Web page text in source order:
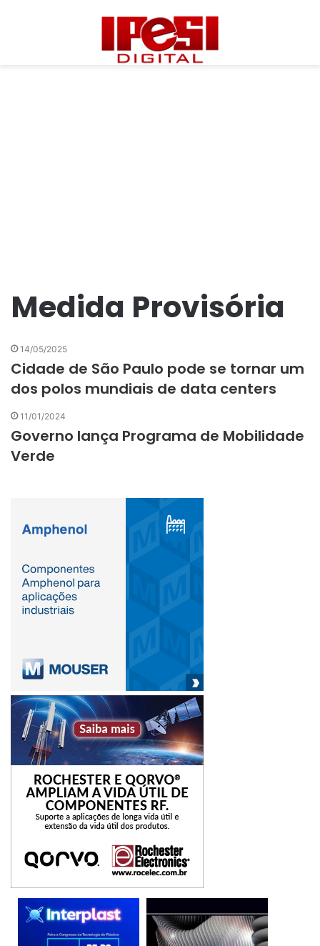
Medida Provisória
14/05/2025
Cidade de São Paulo pode se tornar um
dos polos mundiais de data centers
11/01/2024
Governo lança Programa de Mobilidade
Verde